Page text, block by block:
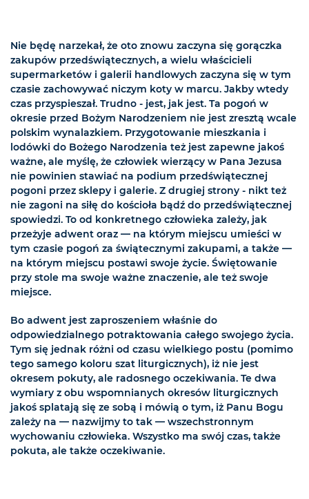
Nie będę narzekał, że oto znowu zaczyna się gorączka
zakupów przedświątecznych, a wielu właścicieli
supermarketów i galerii handlowych zaczyna się w tym
czasie zachowywać niczym koty w marcu. Jakby wtedy
czas przyspieszał. Trudno - jest, jak jest. Ta pogoń w
okresie przed Bożym Narodzeniem nie jest zresztą wcale
polskim wynalazkiem. Przygotowanie mieszkania i
lodówki do Bożego Narodzenia też jest zapewne jakoś
ważne, ale myślę, że człowiek wierzący w Pana Jezusa
nie powinien stawiać na podium przedświątecznej
pogoni przez sklepy i galerie. Z drugiej strony - nikt też
nie zagoni na siłę do kościoła bądź do przedświątecznej
spowiedzi. To od konkretnego człowieka zależy, jak
przeżyje adwent oraz — na którym miejscu umieści w
tym czasie pogoń za świątecznymi zakupami, a także —
na którym miejscu postawi swoje życie. Świętowanie
przy stole ma swoje ważne znaczenie, ale też swoje
miejsce.
Bo adwent jest zaproszeniem właśnie do
odpowiedzialnego potraktowania całego swojego życia.
Tym się jednak różni od czasu wielkiego postu (pomimo
tego samego koloru szat liturgicznych), iż nie jest
okresem pokuty, ale radosnego oczekiwania. Te dwa
wymiary z obu wspomnianych okresów liturgicznych
jakoś splatają się ze sobą i mówią o tym, iż Panu Bogu
zależy na — nazwijmy to tak — wszechstronnym
wychowaniu człowieka. Wszystko ma swój czas, także
pokuta, ale także oczekiwanie.